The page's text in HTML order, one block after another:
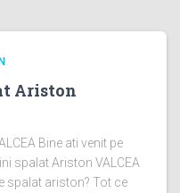
Ariston
Bine ati venit pe
spalat Ariston VALCEA
spalat ariston? Tot ce